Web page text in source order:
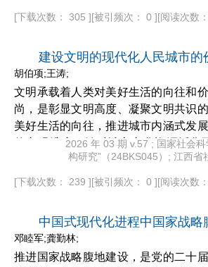
五”规划以来，以新发展理念引领高
进。面对中国式现代化阶梯式递进的
现代化行稳致远。
[下载次数： 305 ][被引频次： 0 ][阅读次数
建设文明的现代化人民城市
胡伯项;王涛;
文明承载着人类对美好生活的向往和
尚，是彰显文明高度、凝聚文明共识
美好生活的向往，推进城市内涵式发
的文明维度，针对城市文化资源活
题，要做好活化文章、推进素养工
心、以崇德向善为导向，实现高质量
2026 年 03 期 v.57 ; 国家社会
构研究”（24BKS045）; 江西
[下载次数： 239 ][被引频次： 0 ][阅读次数
中国式现代化进程中国家战
邓睦军;龚勤林;
推进国家战略腹地建设，是党的二十